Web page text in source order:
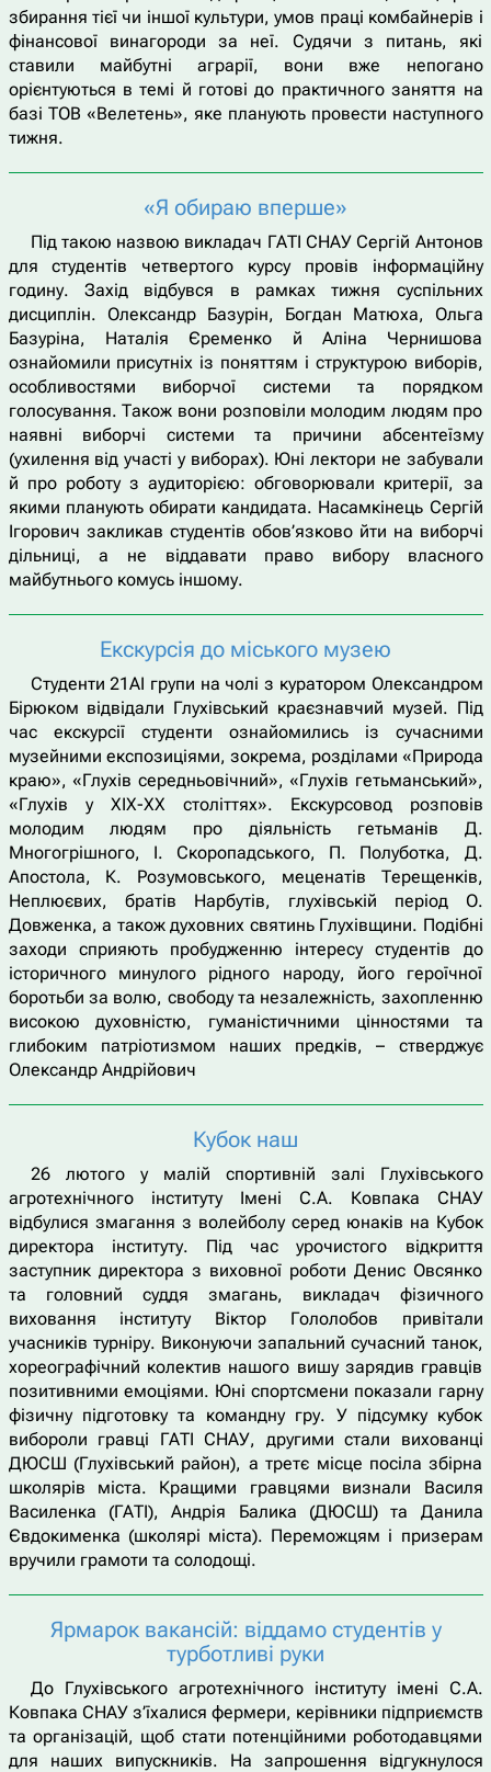
збирання тієї чи іншої культури, умов праці комбайнерів і
фінансової винагороди за неї. Судячи з питань, які
ставили майбутні аграрії, вони вже непогано
орієнтуються в темі й готові до практичного заняття на
базі ТОВ «Велетень», яке планують провести наступного
тижня.
«Я обираю вперше»
Під такою назвою викладач ГАТІ СНАУ Сергій Антонов
для студентів четвертого курсу провів інформаційну
годину. Захід відбувся в рамках тижня суспільних
дисциплін. Олександр Базурін, Богдан Матюха, Ольга
Базуріна, Наталія Єременко й Аліна Чернишова
ознайомили присутніх із поняттям і структурою виборів,
особливостями виборчої системи та порядком
голосування. Також вони розповіли молодим людям про
наявні виборчі системи та причини абсентеїзму
(ухилення від участі у виборах). Юні лектори не забували
й про роботу з аудиторією: обговорювали критерії, за
якими планують обирати кандидата. Насамкінець Сергій
Ігорович закликав студентів обов’язково йти на виборчі
дільниці, а не віддавати право вибору власного
майбутнього комусь іншому.
Екскурсія до міського музею
Студенти 21АІ групи на чолі з куратором Олександром
Бірюком відвідали Глухівський краєзнавчий музей. Під
час екскурсії студенти ознайомились із сучасними
музейними експозиціями, зокрема, розділами «Природа
краю», «Глухів середньовічний», «Глухів гетьманський»,
«Глухів у ХІХ-ХХ століттях». Екскурсовод розповів
молодим людям про діяльність гетьманів Д.
Многогрішного, І. Скоропадського, П. Полуботка, Д.
Апостола, К. Розумовського, меценатів Терещенків,
Неплюєвих, братів Нарбутів, глухівській період О.
Довженка, а також духовних святинь Глухівщини. Подібні
заходи сприяють пробудженню інтересу студентів до
історичного минулого рідного народу, його героїчної
боротьби за волю, свободу та незалежність, захопленню
високою духовністю, гуманістичними цінностями та
глибоким патріотизмом наших предків, – стверджує
Олександр Андрійович
Кубок наш
26 лютого у малій спортивній залі Глухівського
агротехнічного інституту Імені С.А. Ковпака СНАУ
відбулися змагання з волейболу серед юнаків на Кубок
директора інституту. Під час урочистого відкриття
заступник директора з виховної роботи Денис Овсянко
та головний суддя змагань, викладач фізичного
виховання інституту Віктор Гололобов привітали
учасників турніру. Виконуючи запальний сучасний танок,
хореографічний колектив нашого вишу зарядив гравців
позитивними емоціями. Юні спортсмени показали гарну
фізичну підготовку та командну гру. У підсумку кубок
вибороли гравці ГАТІ СНАУ, другими стали вихованці
ДЮСШ (Глухівський район), а третє місце посіла збірна
школярів міста. Кращими гравцями визнали Василя
Василенка (ГАТІ), Андрія Балика (ДЮСШ) та Данила
Євдокименка (школярі міста). Переможцям і призерам
вручили грамоти та солодощі.
Ярмарок вакансій: віддамо студентів у
турботливі руки
До Глухівського агротехнічного інституту імені С.А.
Ковпака СНАУ з’їхалися фермери, керівники підприємств
та організацій, щоб стати потенційними роботодавцями
для наших випускників. На запрошення відгукнулося